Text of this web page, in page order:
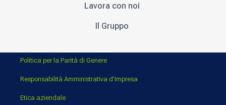
Lavora con noi
Il Gruppo
Politica per la Parità di Genere
Responsabilità Amministrativa d’Impresa
Etica aziendale